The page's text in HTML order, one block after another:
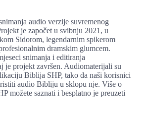
audio verzije suvremenog
je započet u svibnju 2021, u
Sidorom, legendarnim spikerom
dramskim glumcem.
snimanja i editiranja
je projekt završen. Audiomaterijali su
Biblija SHP, tako da naši korisnici
audio Bibliju u sklopu nje. Više o
možete saznati i besplatno je preuzeti